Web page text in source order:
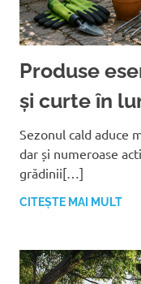
Produse
și curte în
Sezonul cald aduce
dar și numeroase
grădinii[…]
CITEȘTE MAI MULT